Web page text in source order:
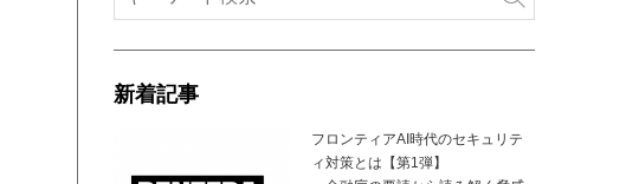
新着記事
フロンティアAI時代のセキュリテ
ィ対策とは【第1弾】